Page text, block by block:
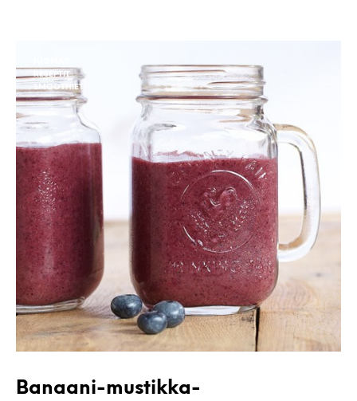
RESEPTIT
SMOOTHIET
Banaani-mustikka-